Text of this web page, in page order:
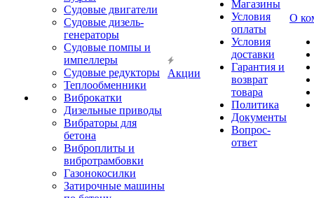
Судовые двигатели
Судовые дизель-
генераторы
Судовые помпы и
импеллеры
Судовые редукторы
Теплообменники
Виброкатки
Дизельные приводы
Вибраторы для
бетона
Виброплиты и
вибротрамбовки
Газонокосилки
Затирочные машины
Акции
Магазины
Условия
оплаты
Условия
доставки
Гарантия и
возврат
товара
Политика
Документы
Вопрос-
ответ
О